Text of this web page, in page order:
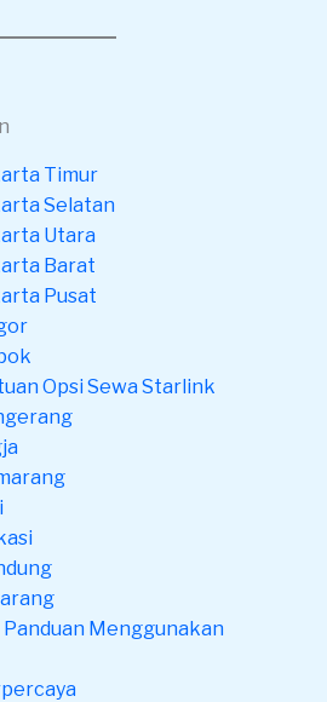
Timur
Selatan
Utara
Barat
Pusat
Opsi Sewa Starlink
Menggunakan